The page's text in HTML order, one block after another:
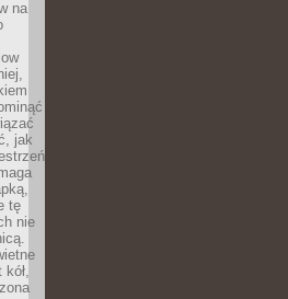
na
jak
tę
nie